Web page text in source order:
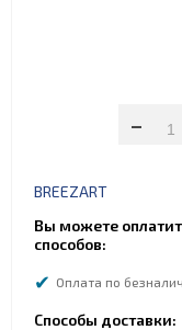
-
BREEZART
Вы можете
способов:
Оплата по
Способы доставки: